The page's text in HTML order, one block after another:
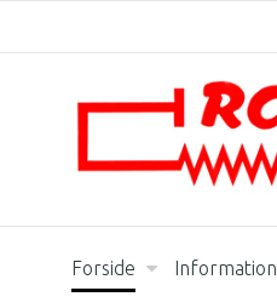
Forside Information